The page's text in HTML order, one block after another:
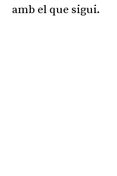
amb el que sigui.